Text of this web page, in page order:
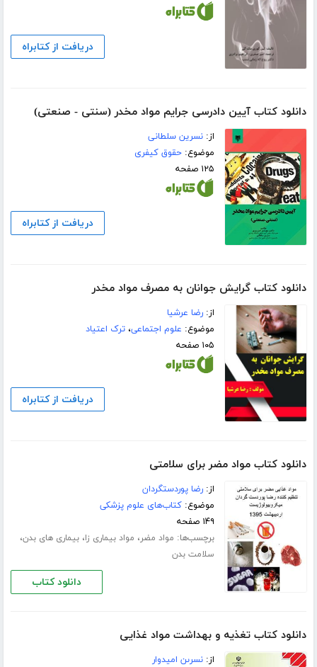
دریافت از کتابراه
دانلود کتاب آیین دادرسی جرایم مواد مخدر (سنتی - صنعتی)
از:نسرین سلطانی
موضوع:حقوق کیفری
۱۲۵ صفحه
دریافت از کتابراه
دانلود کتاب گرایش جوانان به مصرف مواد مخدر
از:رضا عرشیا
موضوع: علوم اجتماعی،ترک اعتیاد
۱۰۵ صفحه
دریافت از کتابراه
دانلود کتاب مواد مضر برای سلامتی
از:رضا پوردستگردان
موضوع:کتاب‌های علوم پزشکی
۱۴۹ صفحه
برچسب‌ها: مواد مضر، مواد بیماری زا،بیماری های بدن،
سلامت بدن
دانلود کتاب
دانلود کتاب تغذیه و بهداشت مواد غذایی
از:نسرىن امیدوار